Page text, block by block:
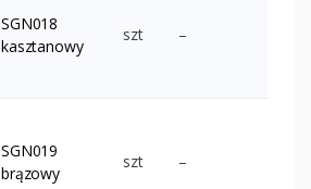
SGN018
kasztanowy
szt –
SGN019
brązowy
szt –